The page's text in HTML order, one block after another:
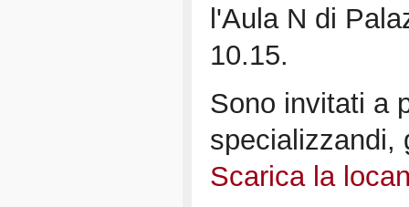
l'Aula N di
10.15.
Sono invitati a
specializzandi,
Scarica la